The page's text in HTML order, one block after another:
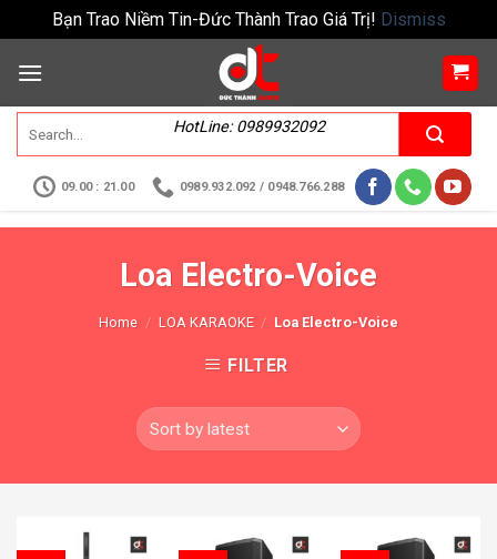
Bạn Trao Niềm Tin-Đức Thành Trao Giá Trị! Dismiss
HotLine: 0989932092
09.00 : 21.00 0989.932.092 / 0948.766.288
Loa Electro-Voice
Home / LOA KARAOKE / Loa Electro-Voice
FILTER